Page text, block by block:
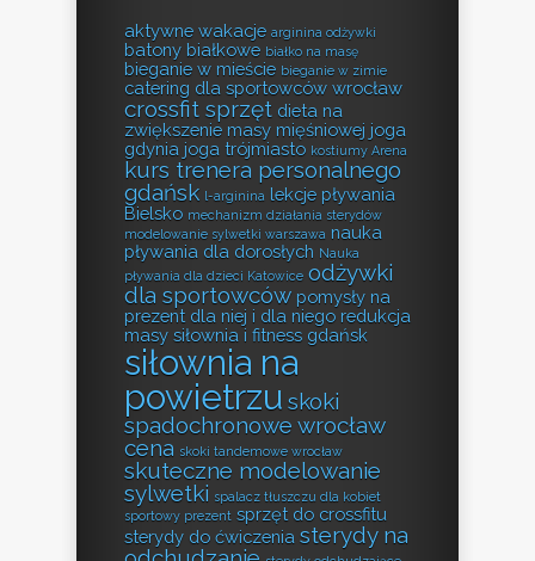
aktywne wakacje arginina odżywki
batony białkowe białko na masę
bieganie w mieście bieganie w zimie
catering dla sportowców wrocław
crossfit sprzęt dieta na
zwiększenie masy mięśniowej joga
gdynia joga trójmiasto kostiumy Arena
kurs trenera personalnego
gdańsk l-arginina lekcje pływania
Bielsko mechanizm działania sterydów
modelowanie sylwetki warszawa nauka
pływania dla dorosłych Nauka
pływania dla dzieci Katowice odżywki
dla sportowców pomysły na
prezent dla niej i dla niego redukcja
masy siłownia i fitness gdańsk
siłownia na
powietrzu skoki
spadochronowe wrocław
cena skoki tandemowe wrocław
skuteczne modelowanie
sylwetki spalacz tłuszczu dla kobiet
sportowy prezent sprzęt do crossfitu
sterydy do ćwiczenia sterydy na